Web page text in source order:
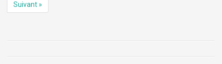
Suivant »